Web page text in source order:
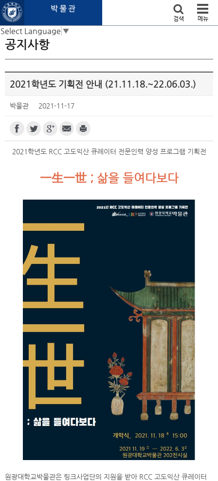
본문 바로가기
Select Language ▼
검색 메뉴
공지사항
2021학년도 기획전 안내 (21.11.18.~22.06.03.)
박물관 2021-11-17
2021학년도 RCC 고도익산 큐레이터 전문인력 양성 프로그램 기획전
一生一世 ; 삶을 들여다보다
원광대학교박물관은 링크사업단의 지원을 받아 RCC 고도익산 큐레이터